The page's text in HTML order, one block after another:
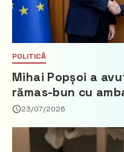
POLITICĂ
Mihai Popșoi a
rămas-bun cu
Țărilor de Jos, Fred
23/07/2026